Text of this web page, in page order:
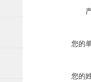
您的
您的